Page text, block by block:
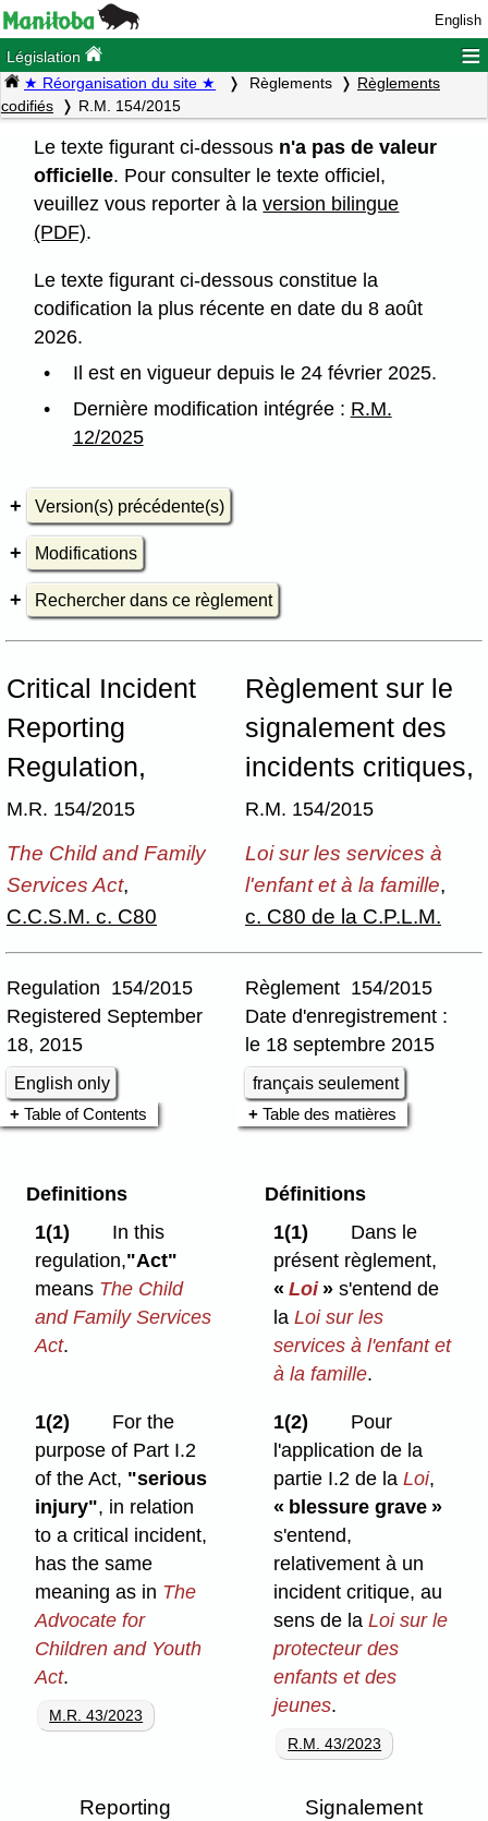
English
Législation ≡
★ Réorganisation du site ★ Règlements
Règlements
codifiés
R.M. 154/2015
Le texte figurant ci-dessous n'a pas de valeur
officielle. Pour consulter le texte officiel,
veuillez vous reporter à laversion bilingue
(PDF).
Le texte figurant ci-dessous constitue la
codification la plus récente en date du 8 août
2026.
Il est en vigueur depuis le 24 février 2025.
Dernière modification intégrée : R.M.
12/2025
Version(s) précédente(s)
Modifications
Rechercher dans ce règlement
Critical Incident
Reporting
Regulation,
M.R. 154/2015
Règlement sur le
signalement des
incidents critiques,
R.M. 154/2015
The Child and Family
Services Act,
C.C.S.M. c. C80
Loi sur les services à
l'enfant et à la famille,
c. C80 de la C.P.L.M.
Regulation 154/2015
Registered September
18, 2015
English only
Règlement 154/2015
Date d'enregistrement :
le 18 septembre 2015
français seulement
Table of Contents
Table des matières
Definitions
1(1)
In this
regulation,"Act"
means The Child
and Family Services
Act.
Définitions
1(1)
Dans le
présent règlement,
«Loi» s'entend de
laLoi sur les
services à l'enfant et
à la famille.
1(2)
For the
purpose of Part I.2
of the Act, "serious
injury", in relation
to a critical incident,
has the same
meaning as in The
Advocate for
Children and Youth
Act.
M.R. 43/2023
1(2)
Pour
l'application de la
partie I.2 de laLoi,
« blessure grave »
s'entend,
relativement à un
incident critique, au
sens de laLoi sur le
protecteur des
enfants et des
jeunes.
R.M. 43/2023
Reporting
Signalement